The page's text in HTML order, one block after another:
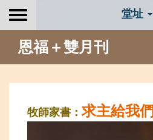
Toggle
堂址
恩福＋雙月刊
牧師家書：求主給我們